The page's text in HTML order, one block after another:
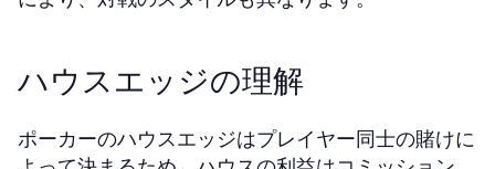
ハウスエッジの理解
ポーカーのハウスエッジはプレイヤー同士の賭けに